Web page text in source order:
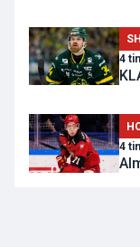
4
4